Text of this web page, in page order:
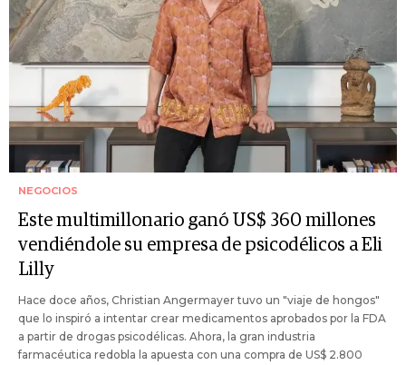
NEGOCIOS
Este multimillonario ganó US$ 360 millones
vendiéndole su empresa de psicodélicos a Eli
Lilly
Hace doce años, Christian Angermayer tuvo un "viaje de hongos"
que lo inspiró a intentar crear medicamentos aprobados por la FDA
a partir de drogas psicodélicas. Ahora, la gran industria
farmacéutica redobla la apuesta con una compra de US$ 2.800